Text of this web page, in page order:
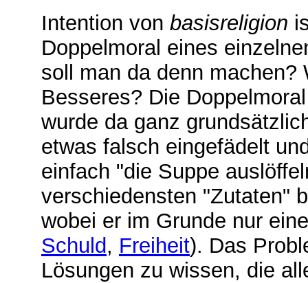
Intention von basisreligion
Doppelmoral eines
soll man da denn
Besseres? Die
wurde da ganz
etwas falsch eingefädelt
einfach "die Suppe
verschiedensten "Zutaten"
wobei er im Grunde nur
Schuld, Freiheit). Das
Lösungen zu wissen, die